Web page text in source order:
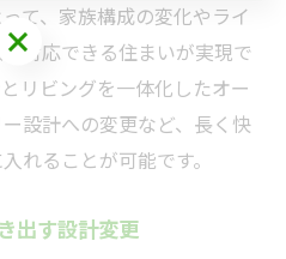
て、家族構成の変化やライ
対応できる住まいが実現で
リビングを一体化したオー
設計への変更など、長く快
れることが可能です。
出す設計変更
ご相談はこちら